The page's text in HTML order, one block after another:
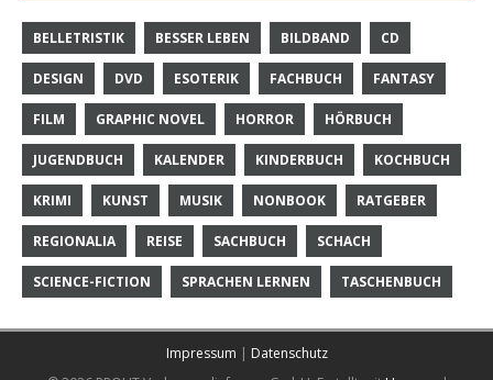
BELLETRISTIK BESSER LEBEN BILDBAND CD
DESIGN DVD ESOTERIK FACHBUCH FANTASY
FILM GRAPHIC NOVEL HORROR HÖRBUCH
JUGENDBUCH KALENDER KINDERBUCH KOCHBUCH
KRIMI KUNST MUSIK NONBOOK RATGEBER
REGIONALIA REISE SACHBUCH SCHACH
SCIENCE-FICTION SPRACHEN LERNEN TASCHENBUCH
Impressum | Datenschutz